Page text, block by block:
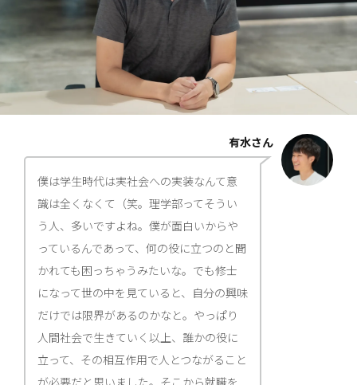
有水さん
僕は学生時代は実社会への実装なんて意
識は全くなくて（笑。理学部ってそうい
う人、多いですよね。僕が面白いからや
っているんであって、何の役に立つのと聞
かれても困っちゃうみたいな。でも修士
になって世の中を見ていると、自分の興味
だけでは限界があるのかなと。やっぱり
人間社会で生きていく以上、誰かの役に
立って、その相互作用で人とつながること
が必要だと思いました。そこから就職を